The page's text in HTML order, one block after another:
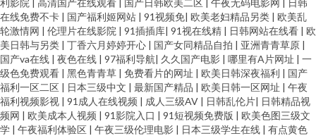
利影院 | 高清国产在线观看 | 国产日韩欧美二区 | 午夜无码电影网 | 日韩
在线免费不卡 | 国产福利姬网站 | 91视频免| 欧美老妇精品另类 | 欧美乱
轮激情网 | 伦理片在线影院 | 91插插库| 91视在线精 | 日韩网站在线看 | 欧
美日韩与另类 | 丁香六月婷婷开心 | 国产女同精品自拍 | 亚洲青青草原 |
国产va在线 | 夜色在线 | 97福利导航| 久久国产电影 | 哪里有A片网址 | 一
级色免费观看 | 黑色青青草 | 免费看片的网址 | 欧美日韩深夜福利 | 国产
福利一区二区 | 日本三级中文 | 最新国产精品 | 欧美日韩一区网址 | 午夜
福利视频影视 | 91成人在线视频 | 成人三级AV | 日韩乱伦片| 日韩精品视
频网 | 欧美成本人视频 | 91影院入口 | 91短视频免费版 | 欧美色图三级文
学 | 午夜福利体验区 | 午夜三级伦理电影 | 日本三级学生在线 | 有点黄色